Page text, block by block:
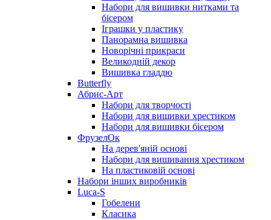
Набори для вишивки нитками та
бісером
Іграшки у пластику
Панорамна вишивка
Новорічні прикраси
Великодній декор
Вишивка гладдю
Butterfly
Абрис-Арт
Набори для творчості
Набори для вишивки хрестиком
Набори для вишивки бісером
ФрузелОк
На дерев'яній основі
Набори для вишивання хрестиком
На пластиковій основі
Набори інших виробників
Luca-S
Гобелени
Класика